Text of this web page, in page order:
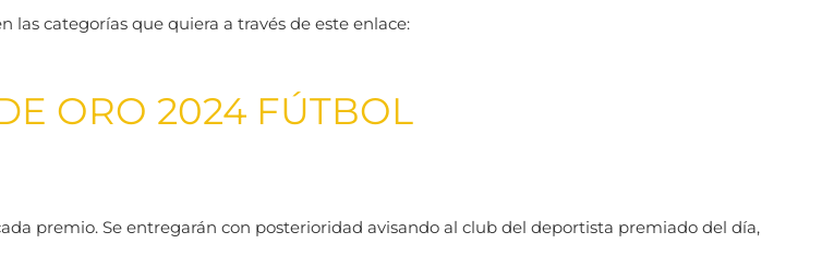
las categorías que quiera a través de este enlace:
ORO 2024 FÚTBOL
premio. Se entregarán con posterioridad avisando al club del deportista premiado del día,